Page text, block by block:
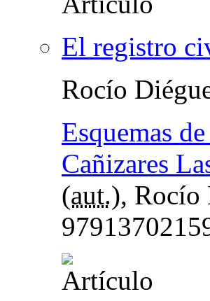
El registro
Rocío
Esquemas
Cañizares
(aut.), Rocío